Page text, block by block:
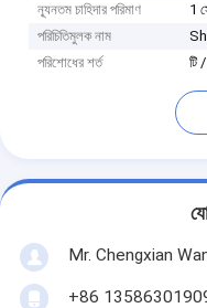
ন্যূনতম চাহিদার পরিমাণ
1
পরিচিতিমুলক নাম
পরিশোধের শর্ত
টি
Mr. Chengxian
+86